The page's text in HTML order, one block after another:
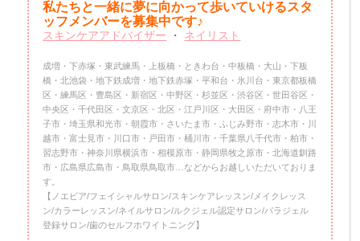
私たちと一緒に夢に向かって歩いていけるスタ
ッフメンバーを募集中です♪
スキンケアアドバイザー ・ ネイリスト
成増・下赤塚・東武練馬・上板橋・ときわ台・中板橋・大山・下板
橋・北池袋・地下鉄成増・地下鉄赤塚・平和台・氷川台・東京都板橋
区・練馬区・豊島区・新宿区・中野区・杉並区・渋谷区・世田谷区・
中央区・千代田区・文京区・北区・江戸川区・大田区・府中市・八王
子市・埼玉県和光市・朝霞市・さいたま市・ふじみ野市・志木市・川
越市・富士見市・川口市・戸田市・桶川市・千葉県八千代市・柏市・
習志野市・神奈川県横浜市・相模原市・静岡県牧之原市・北海道釧路
市・広島県広島市・鳥取県鳥取市…などからお越しいただいておりま
す。
【ノエビア/フェイシャルサロン/スキンケアレッスン/メイクレッス
ン/カラーレッスン/ネイルサロン/ルクジェル認定サロン/パラジェル
登録サロン/歯のセルフホワイトニング】